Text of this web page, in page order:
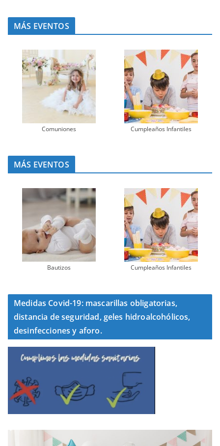
MÁS EVENTOS
Comuniones Cumpleaños Infantiles
MÁS EVENTOS
Bautizos Cumpleaños Infantiles
Medidas Covid-19: mascarillas obligatorias,
distancia de seguridad, geles hidroalcohólicos,
desinfecciones y aforo.